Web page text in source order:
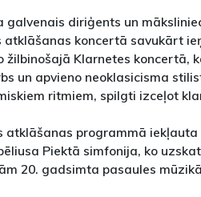
galvenais diriģents un
atklāšanas koncertā savukārt
žilbinošajā Klarnetes koncertā,
un apvieno neoklasicisma
ritmiem, spilgti izceļot
atklāšanas programmā
Piektā simfonija, ko
20. gadsimta pasaules